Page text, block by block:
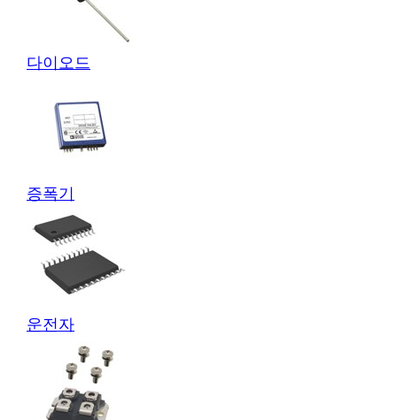
다이오드
증폭기
운전자